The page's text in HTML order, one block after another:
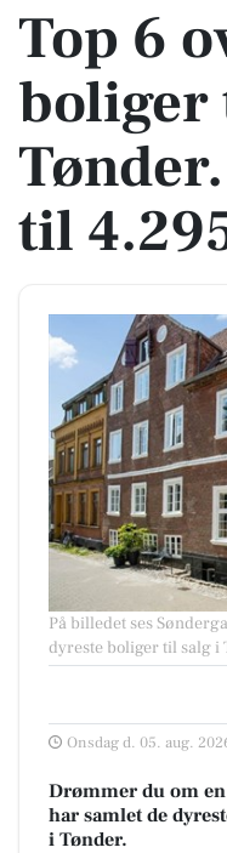
Top 6
boliger
til
På billedet ses
dyreste boliger til salg i
Onsdag d. 05. aug.
Drømmer du om
har samlet de
i Tønder.